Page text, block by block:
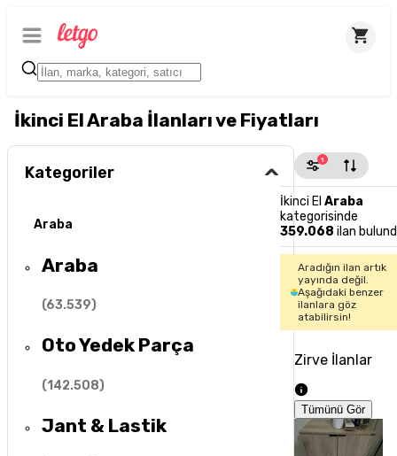
İkinci El Araba İlanları ve Fiyatları
Kategoriler
Araba
Araba
(63.539)
Oto Yedek Parça
(142.508)
Jant & Lastik
1
İkinci El Araba
kategorisinde
359.068 ilan
Aradığın ilan artık
yayında değil.
Aşağıdaki benzer
ilanlara göz
atabilirsin!
Zirve İlanlar
Tümünü Gör